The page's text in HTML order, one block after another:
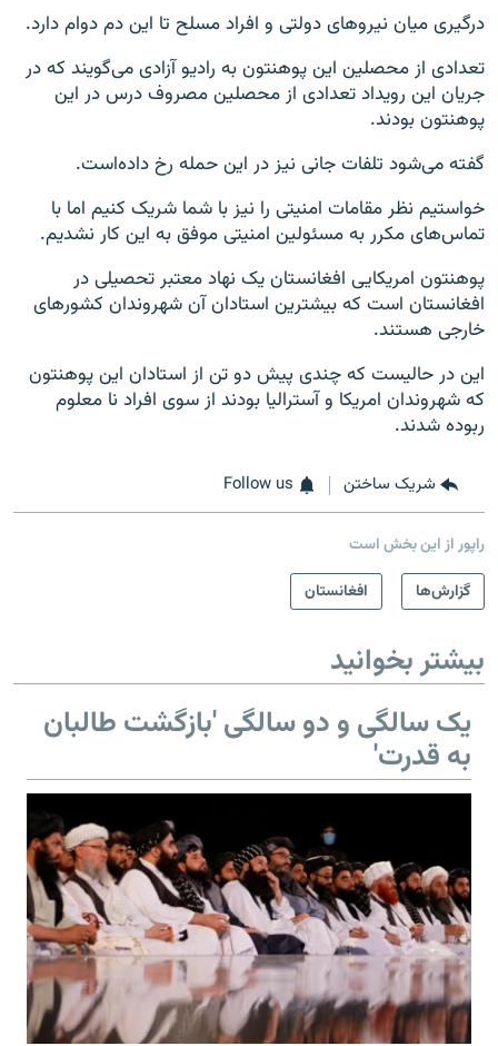
درگیری میان نیروهای دولتی و افراد مسلح تا این دم دوام دارد.
تعدادی از محصلین این پوهنتون به رادیو آزادی می‌گویند که در
جریان این رویداد تعدادی از محصلین مصروف درس در این
پوهنتون بودند.
گفته می‌شود تلفات جانی نیز در این حمله رخ داده‌است.
خواستیم نظر مقامات امنیتی را نیز با شما شریک کنیم اما با
تماس‌های مکرر به مسئولین امنیتی موفق به این کار نشدیم.
پوهنتون امریکایی افغانستان یک نهاد معتبر تحصیلی در
افغانستان است که بیشترین استادان آن شهروندان کشورهای
خارجی هستند.
این در حالیست که چندی پیش دو تن از استادان این پوهنتون
که شهروندان امریکا و آسترالیا بودند از سوی افراد نا معلوم
ربوده شدند.
شریک ساختن Follow us
راپور از این بخش است
گزارش‌ها
افغانستان
بیشتر بخوانید
یک سالگی و دو سالگی 'بازگشت طالبان
به قدرت'